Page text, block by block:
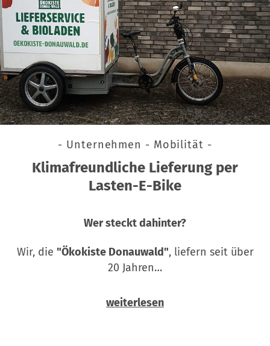
- Unternehmen - Mobilität -
Klimafreundliche Lieferung per
Lasten-E-Bike
Wer steckt dahinter?
Wir, die "Ökokiste Donauwald", liefern seit über
20 Jahren…
weiterlesen